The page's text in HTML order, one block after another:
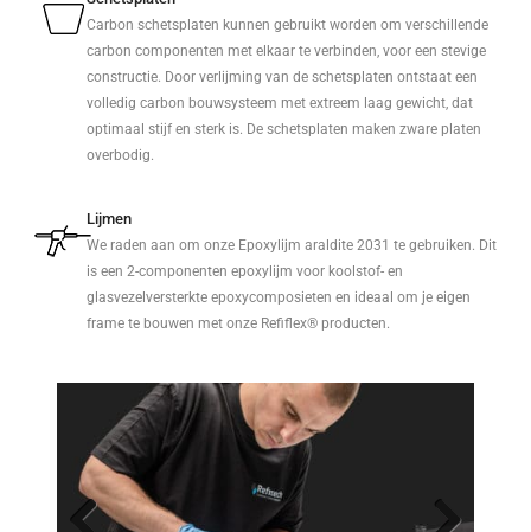
Carbon schetsplaten kunnen gebruikt worden om verschillende
carbon componenten met elkaar te verbinden, voor een stevige
constructie. Door verlijming van de schetsplaten ontstaat een
volledig carbon bouwsysteem met extreem laag gewicht, dat
optimaal stijf en sterk is. De schetsplaten maken zware platen
overbodig.
Lijmen
We raden aan om onze Epoxylijm araldite 2031 te gebruiken. Dit
is een 2-componenten epoxylijm voor koolstof- en
glasvezelversterkte epoxycomposieten en ideaal om je eigen
frame te bouwen met onze Refiflex® producten.